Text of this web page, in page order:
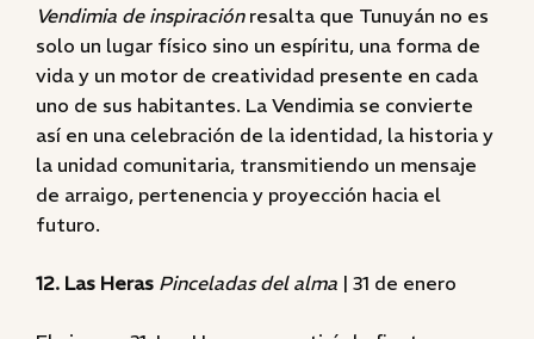
Vendimia de inspiraciónresalta que Tunuyán no es
solo un lugar físico sino un espíritu, una forma de
vida y un motor de creatividad presente en cada
uno de sus habitantes. La Vendimia se convierte
así en una celebración de la identidad, la historia y
la unidad comunitaria, transmitiendo un mensaje
de arraigo, pertenencia y proyección hacia el
futuro.
12. Las Heras Pinceladas del alma | 31 de enero